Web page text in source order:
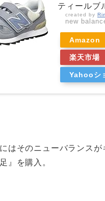
ティールブ
created by
new
Amazon
楽天市場
Yahooシ
はそのニューバランスが
』を購入。